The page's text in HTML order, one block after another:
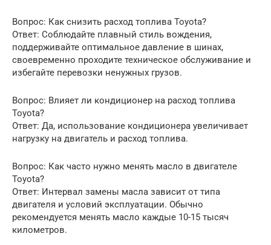
Вопрос: Как снизить расход топлива Toyota?
Ответ: Соблюдайте плавный стиль вождения,
поддерживайте оптимальное давление в шинах,
своевременно проходите техническое обслуживание и
избегайте перевозки ненужных грузов.
Вопрос: Влияет ли кондиционер на расход топлива
Toyota?
Ответ: Да, использование кондиционера увеличивает
нагрузку на двигатель и расход топлива.
Вопрос: Как часто нужно менять масло в двигателе
Toyota?
Ответ: Интервал замены масла зависит от типа
двигателя и условий эксплуатации. Обычно
рекомендуется менять масло каждые 10-15 тысяч
километров.